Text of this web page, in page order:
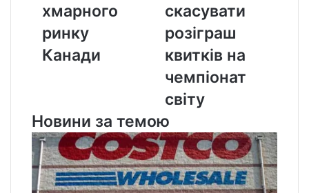
хмарного
ринку
Канади
чемпіонат
світу
скасувати
розіграш
квитків на
чемпіонат
світу
Новини за темою